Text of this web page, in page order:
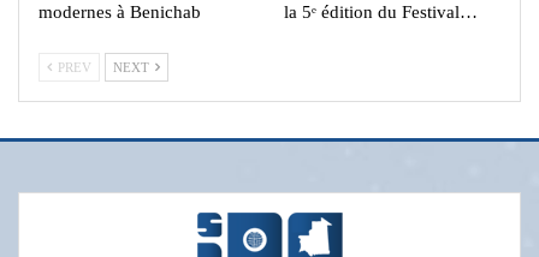
modernes à Benichab
la 5ᵉ édition du Festival…
PREV NEXT